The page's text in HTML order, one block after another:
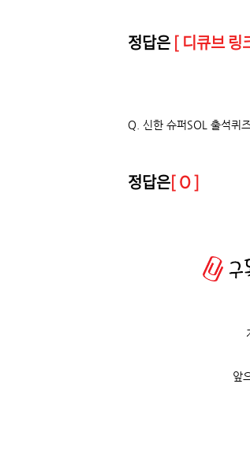
정답은 [ 디큐브 링
Q. 신한 슈퍼SOL 출석퀴즈
정답은[ O ]
앞